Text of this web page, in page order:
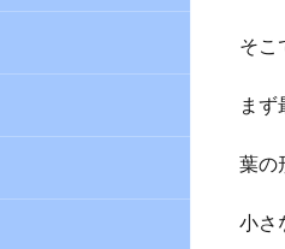
そこ
まず
葉の
小さ